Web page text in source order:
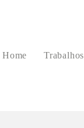
Home Trabalhos